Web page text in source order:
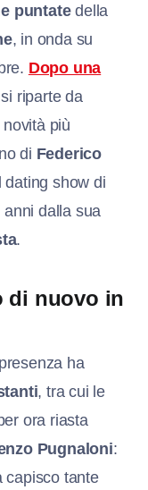
puntatedella
, in onda su
Dopo una
riparte da
più
di Federico
show di
dalla sua
.
di nuovo in
ha
, tra cui le
ora riasta
Pugnaloni:
tante